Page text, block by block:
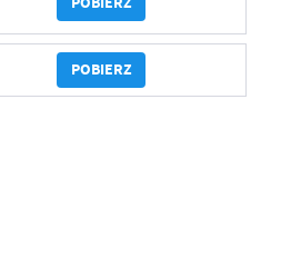
POBIERZ